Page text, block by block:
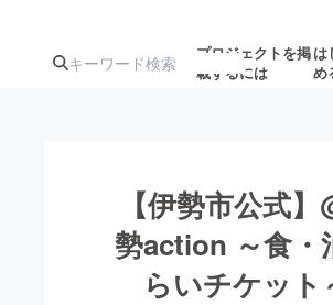
プロジェクトを掲
載するには
は
め
注目のリ
注目の新着プロ
ジェクト
募集終
ロジェク
アート・写真
【伊勢市公式】
勢action ～食・
らいチケット